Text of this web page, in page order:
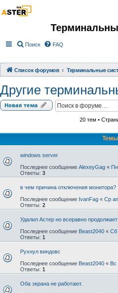
Поиск FAQ
Список форумов Терминальные
Другие
Новая тема
20 тем •
Темы
windows server
Последнее сообщение AlexeyGag «
Ответы: 3
в чем причина отключения монитора?
Последнее сообщение IvanFag « Ср
Ответы: 2
Удалил Астер но всеравно
Последнее сообщение Beast2040 « Сб
Ответы: 1
Рухнул виндовс
Последнее сообщение Beast2040 « Вс
Ответы: 1
Оба экрана не работают.